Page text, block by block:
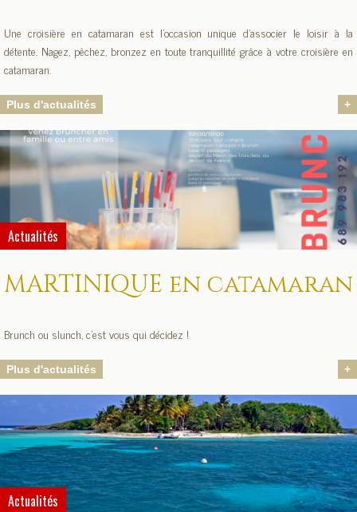
Une croisière en catamaran est l'occasion unique d'associer le loisir à la
détente. Nagez, pêchez, bronzez en toute tranquillité grâce à votre croisière en
catamaran.
+
Plus d'actualités
Actualités
MARTINIQUE en catamaran
Brunch ou slunch, c'est vous qui décidez !
+
Plus d'actualités
Actualités